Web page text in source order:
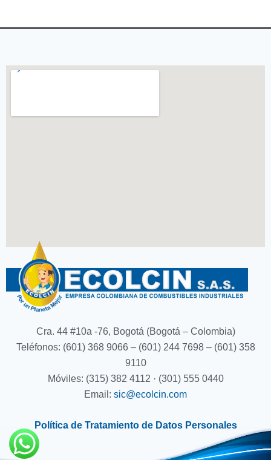
Cra. 44 #10a -76, Bogotá (Bogotá – Colombia)
Teléfonos: (601) 368 9066 – (601) 244 7698 – (601) 358
9110
Móviles: (315) 382 4112 · (301) 555 0440
Email: sic@ecolcin.com
Política de Tratamiento de Datos Personales